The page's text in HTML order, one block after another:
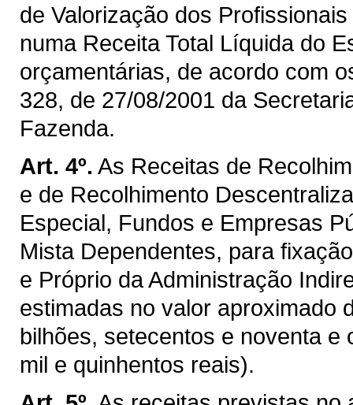
de Valorização dos
numa Receita Total Líquida do
orçamentárias, de acordo com
328, de 27/08/2001 da
Fazenda.
Art. 4º. As Receitas de
e de Recolhimento
Especial, Fundos e Empresas
Mista Dependentes, para
e Próprio da Administração
estimadas no valor aproximado
bilhões, setecentos e noventa
mil e quinhentos reais).